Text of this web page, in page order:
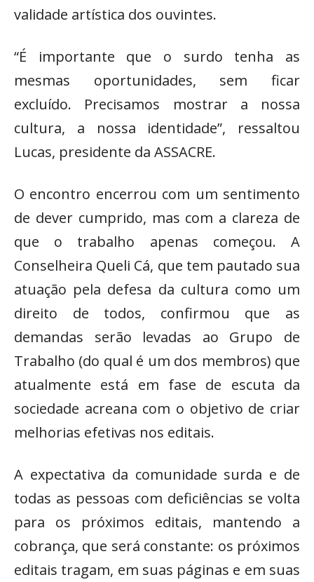
validade artística dos ouvintes.
“É importante que o surdo tenha as
mesmas oportunidades, sem ficar
excluído. Precisamos mostrar a nossa
cultura, a nossa identidade”, ressaltou
Lucas, presidente da ASSACRE.
O encontro encerrou com um sentimento
de dever cumprido, mas com a clareza de
que o trabalho apenas começou. A
Conselheira Queli Cá, que tem pautado sua
atuação pela defesa da cultura como um
direito de todos, confirmou que as
demandas serão levadas ao Grupo de
Trabalho (do qual é um dos membros) que
atualmente está em fase de escuta da
sociedade acreana com o objetivo de criar
melhorias efetivas nos editais.
A expectativa da comunidade surda e de
todas as pessoas com deficiências se volta
para os próximos editais, mantendo a
cobrança, que será constante: os próximos
editais tragam, em suas páginas e em suas